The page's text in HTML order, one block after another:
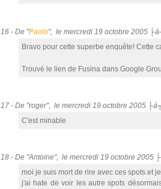
16 - De "Paolo", le mercredi 19 octobre 2005
Bravo pour cette superbe enquête! Cette
Trouvé le lien de Fusina dans Google
17 - De "roger", le mercredi 19 octobre 2005
C'est minable
18 - De "Antoine", le mercredi 19 octobre 2005
moi je suis mort de rire avec ces spots et
j'ai hate de voir les autre spots